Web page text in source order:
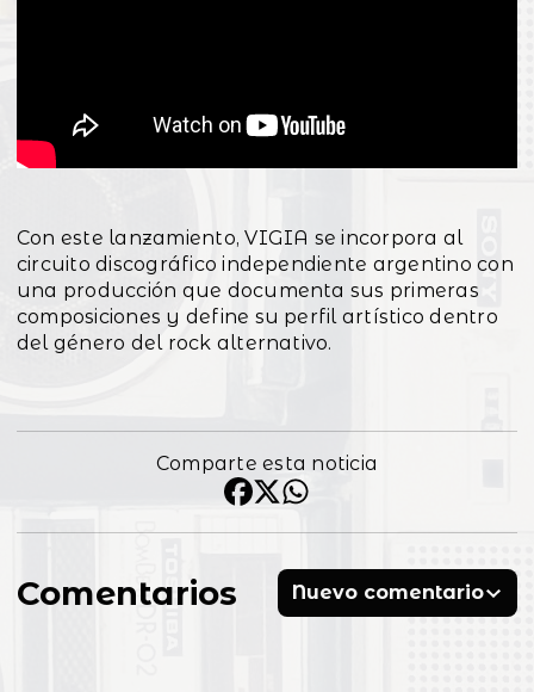
Con este lanzamiento, VIGIA se incorpora al
circuito discográfico independiente argentino con
una producción que documenta sus primeras
composiciones y define su perfil artístico dentro
del género del rock alternativo.
Comparte esta noticia
Comentarios Nuevo comentario